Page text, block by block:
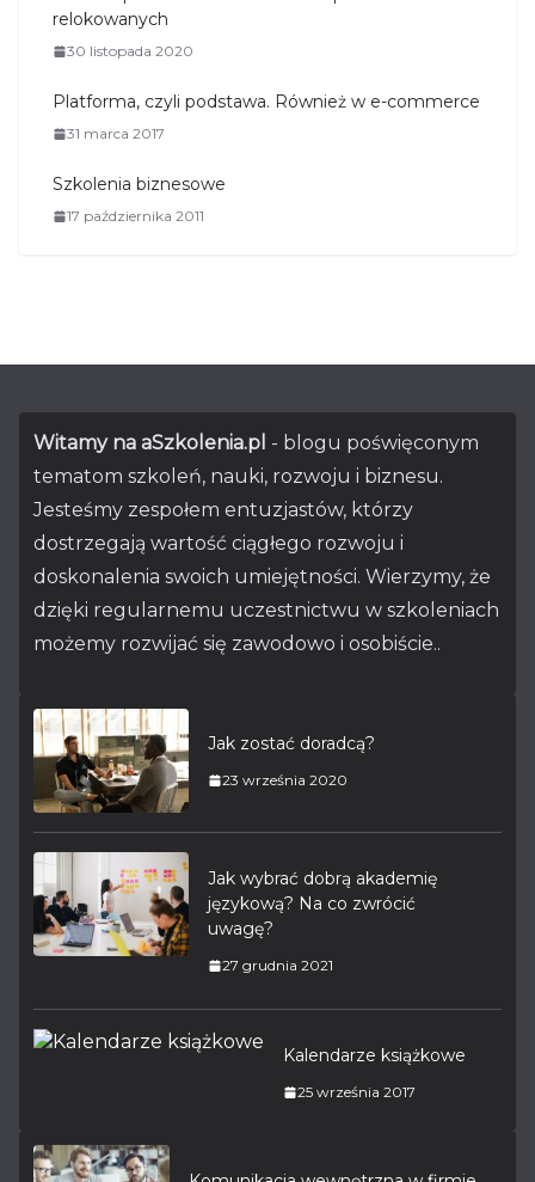
relokowanych
30 listopada 2020
Platforma, czyli podstawa. Również w e-commerce
31 marca 2017
Szkolenia biznesowe
17 października 2011
Witamy na aSzkolenia.pl - blogu poświęconym
tematom szkoleń, nauki, rozwoju i biznesu.
Jesteśmy zespołem entuzjastów, którzy
dostrzegają wartość ciągłego rozwoju i
doskonalenia swoich umiejętności. Wierzymy, że
dzięki regularnemu uczestnictwu w szkoleniach
możemy rozwijać się zawodowo i osobiście..
Jak zostać doradcą?
23 września 2020
Jak wybrać dobrą akademię
językową? Na co zwrócić
uwagę?
27 grudnia 2021
Kalendarze książkowe
25 września 2017